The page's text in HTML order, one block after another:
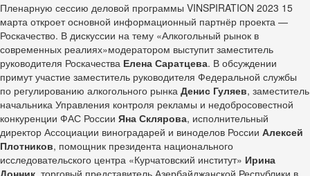
Пленарную сессию деловой программы VINSPIRATION 2023 15
марта откроет основной информационный партнёр проекта —
Роскачество. В дискуссии на тему «Алкогольный рынок в
современных реалиях»модератором выступит заместитель
руководителя Роскачества Елена Саратцева. В обсуждении
примут участие заместитель руководителя Федеральной службы
по регулированию алкогольного рынка Денис Гуляев, заместитель
начальника Управления контроля рекламы и недобросовестной
конкуренции ФАС России Яна Склярова, исполнительный
директор Ассоциации виноградарей и виноделов России Алексей
Плотников, помощник президента национального
исследовательского центра «Курчатовский институт» Ирина